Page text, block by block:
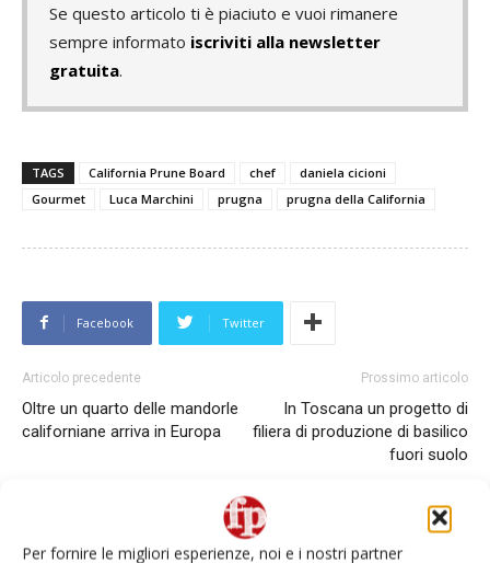
Per fornire le migliori esperienze, noi e i nostri partner
Se questo articolo ti è piaciuto e vuoi rimanere
sempre informato iscriviti alla newsletter
gratuita.
TAGS California Prune Board chef
daniela cicioni
Gourmet
Luca Marchini prugna prugna della California
Facebook Twitter
Articolo precedente
Oltre un quarto delle mandorle
californiane arriva in Europa
Prossimo articolo
In Toscana un progetto di
filiera di produzione di basilico
fuori suolo